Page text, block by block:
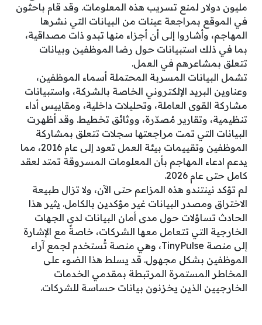
مليون دولار لمنع تسريب هذه المعلومات. وقد قام باحثون
في الموقع بمراجعة عينات من البيانات التي نشرها
المهاجم، وأشاروا إلى أن أجزاء منها تبدو ذات مصداقية،
بما في ذلك استبيانات حول رضا الموظفين وبيانات
تتعلق بمشاعرهم في العمل.
تشمل البيانات المسربة المحتملة أسماء الموظفين،
وعناوين البريد الإلكتروني الخاصة بالشركة، واستبيانات
مشاركة القوى العاملة، وتحليلات داخلية، ومقاييس أداء
تنظيمية، وتقارير مُصدّرة، ووثائق تخطيط. وقد أظهرت
البيانات التي تمت مراجعتها سجلات تتعلق بمشاركة
الموظفين وتقييمات بيئة العمل تعود إلى عام 2016، مما
يدعم ادعاء المهاجم بأن المعلومات المسروقة تمتد لعقد
كامل حتى عام 2026.
لم تؤكد نينتندو هذه المزاعم حتى الآن، ولا تزال طبيعة
الاختراق ومصدر البيانات غير مؤكدين بالكامل. يثير هذا
الحادث تساؤلات حول مدى أمان البيانات لدى الجهات
الخارجية التي تتعامل معها الشركات، خاصةً مع الإشارة
إلى منصة TinyPulse، وهي منصة تُستخدم لجمع آراء
الموظفين بشكل مجهول. قد يسلط هذا الضوء على
المخاطر المستمرة المرتبطة بمقدمي الخدمات
الخارجيين الذين يخزنون بيانات حساسة للشركات.